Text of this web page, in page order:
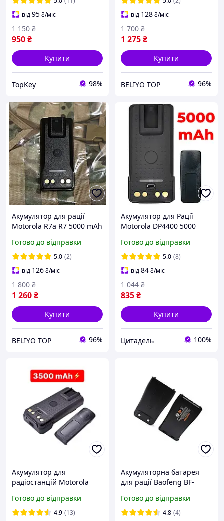
від95₴/міс
950₴
1 150 ₴
Купити
TopKey 98%
батарея для рації
від 128₴/міс
1 275₴
1 700 ₴
Купити
BELIYO TOP 96%
Акумулятор для рації
Motorola R7a R7 5000 mAh
рації Моторола р7
Готово до відправки
5.0 (2)
від 126₴/міс
1 260₴
1 800 ₴
Купити
BELIYO TOP 96%
Акумулятор для Рації
Motorola DP4400 5000
Радіостанцію Моторола
DP4800 DP4600 DP4400e +
кліпса
Готово до відправки
5.0 (8)
від84₴/міс
835₴
1 044 ₴
Купити
Цитадель 100%
Акумулятор для
радіостанцій Motorola
на рацію Моторолу 3500
мА·год з TYPE C
Готово до відправки
4.9 (13)
Акумуляторна батарея
для рації Baofeng BF-
Аккумулятор. Батарея.
Готово до відправки
4.8 (4)